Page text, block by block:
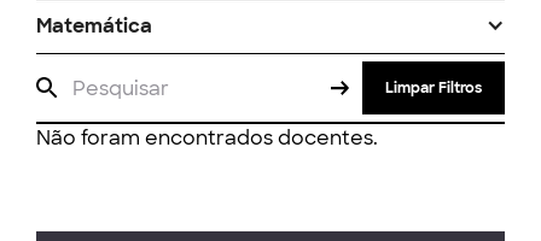
Matemática
Limpar Filtros
Não foram encontrados docentes.